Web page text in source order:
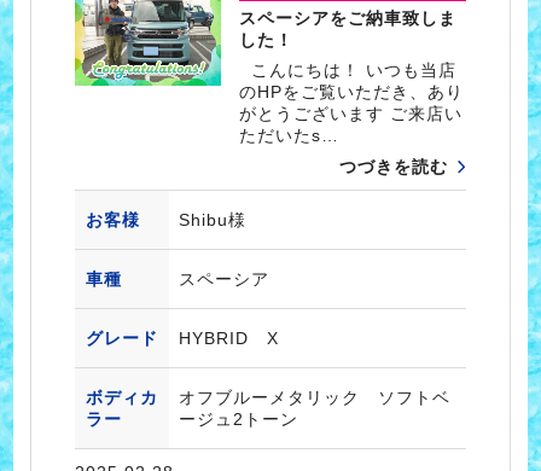
スペーシアをご納車致しま
した！
こんにちは！ いつも当店
のHPをご覧いただき、あり
がとうございます ご来店い
ただいたs…
つづきを読む
お客様 Shibu様
車種 スペーシア
グレード HYBRID X
ボディカ
ラー
オフブルーメタリック ソフトベ
ージュ2トーン